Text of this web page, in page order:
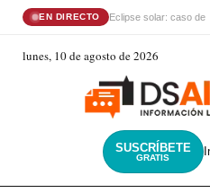
EN DIRECTO Eclipse solar: caso de
lunes, 10 de agosto de 2026
SUSCRÍBETE
GRATIS